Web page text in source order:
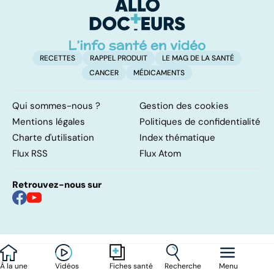
À la une Vidéos Fiches santé Recherche Menu
RECETTES RAPPEL PRODUIT
LE MAG DE LA SANTÉ
CANCER
MÉDICAMENTS
Qui sommes-nous ?
Gestion des cookies
Mentions légales
Politiques de confidentialité
Charte d'utilisation
Index thématique
Flux RSS
Flux Atom
Retrouvez-nous sur